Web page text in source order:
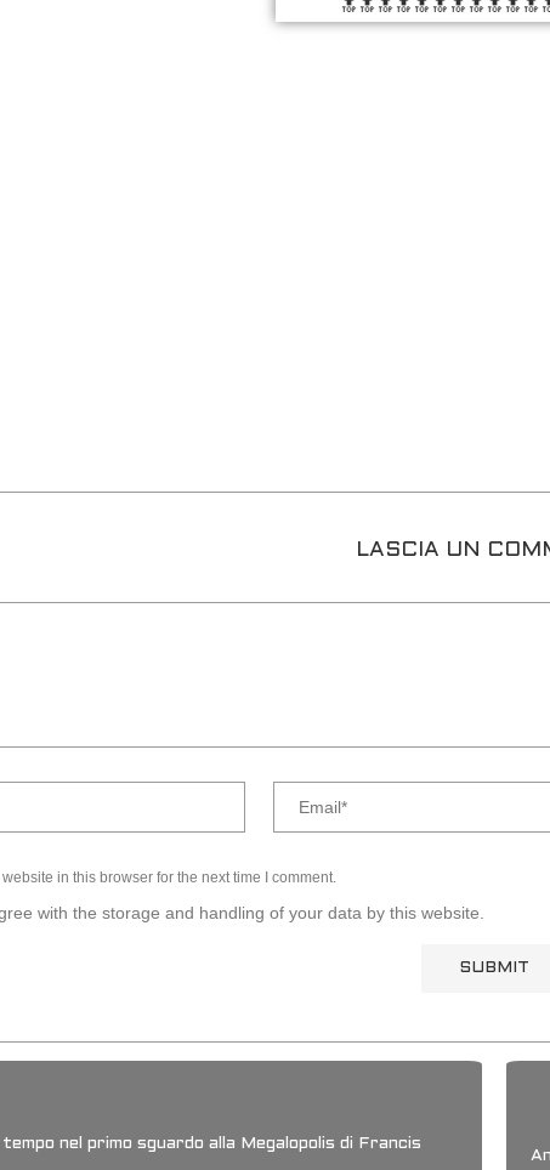
🔝🔝🔝🔝🔝🔝
LASCIA UN
in this browser for the next time I comment.
with the storage and handling of your data by this website.
nel primo sguardo alla Megalopolis di Francis